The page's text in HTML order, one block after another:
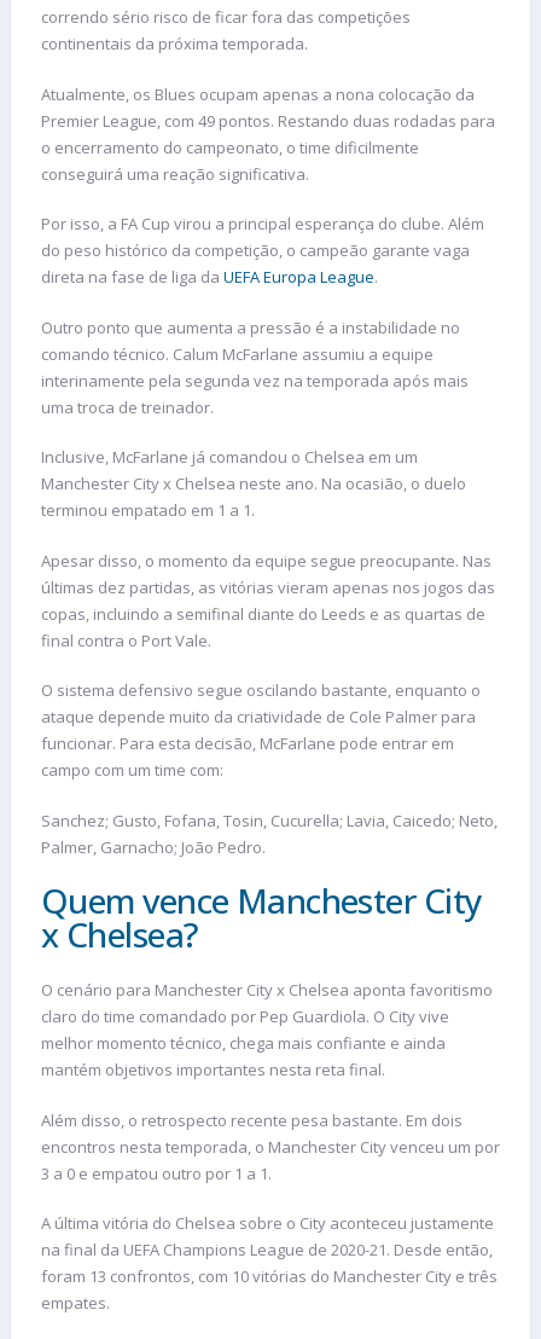
correndo sério risco de ficar fora das competições
continentais da próxima temporada.
Atualmente, os Blues ocupam apenas a nona colocação da
Premier League, com 49 pontos. Restando duas rodadas para
o encerramento do campeonato, o time dificilmente
conseguirá uma reação significativa.
Por isso, a FA Cup virou a principal esperança do clube. Além
do peso histórico da competição, o campeão garante vaga
direta na fase de liga da UEFA Europa League.
Outro ponto que aumenta a pressão é a instabilidade no
comando técnico. Calum McFarlane assumiu a equipe
interinamente pela segunda vez na temporada após mais
uma troca de treinador.
Inclusive, McFarlane já comandou o Chelsea em um
Manchester City x Chelsea neste ano. Na ocasião, o duelo
terminou empatado em 1 a 1.
Apesar disso, o momento da equipe segue preocupante. Nas
últimas dez partidas, as vitórias vieram apenas nos jogos das
copas, incluindo a semifinal diante do Leeds e as quartas de
final contra o Port Vale.
O sistema defensivo segue oscilando bastante, enquanto o
ataque depende muito da criatividade de Cole Palmer para
funcionar. Para esta decisão, McFarlane pode entrar em
campo com um time com:
Sanchez; Gusto, Fofana, Tosin, Cucurella; Lavia, Caicedo; Neto,
Palmer, Garnacho; João Pedro.
Quem vence Manchester City
x Chelsea?
O cenário para Manchester City x Chelsea aponta favoritismo
claro do time comandado por Pep Guardiola. O City vive
melhor momento técnico, chega mais confiante e ainda
mantém objetivos importantes nesta reta final.
Além disso, o retrospecto recente pesa bastante. Em dois
encontros nesta temporada, o Manchester City venceu um por
3 a 0 e empatou outro por 1 a 1.
A última vitória do Chelsea sobre o City aconteceu justamente
na final da UEFA Champions League de 2020-21. Desde então,
foram 13 confrontos, com 10 vitórias do Manchester City e três
empates.